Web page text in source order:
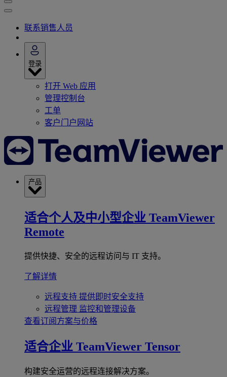
联系销售人员
登录
打开 Web 应用
管理控制台
工单
客户门户网站
产品
适合个人及中小型企业 TeamViewer
Remote
提供快捷、安全的远程访问与 IT 支持。
了解详情
远程支持 提供即时安全支持
远程管理 监控和管理设备
查看订阅方案与价格
适合企业 TeamViewer Tensor
构建安全运营的远程连接解决方案。